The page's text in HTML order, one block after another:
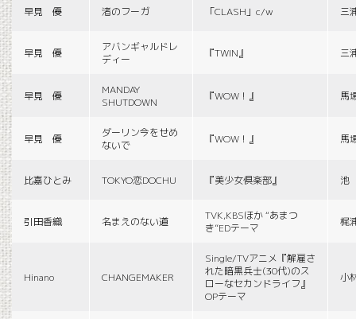
早見 優 渚のフーガ 「CLASH」c/w 三
早見 優
アバンギャルドレ
ディー
『TWIN』 三
早見 優
MANDAY
SHUTDOWN
『WOW！』 馬
早見 優
ダーリン今をせめ
ないで
『WOW！』 馬
比嘉ひとみ TOKYO恋DOCHU 『美少女倶楽部』 池
引田香織 名まえのない道
TVK,KBSほか “あまつ
き”EDテーマ
梶
Hinano CHANGEMAKER
Single/TVアニメ『解雇さ
れた暗黒兵士(30代)のス
ローなセカンドライフ』
OPテーマ
小